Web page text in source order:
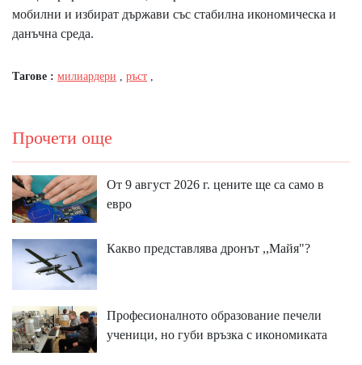
мобилни и избират държави със стабилна икономическа и
данъчна среда.
Тагове : милиардери ръст
Прочети още
От 9 август 2026 г. цените ще са само в
евро
Какво представлява дронът ,,Майя"?
Професионалното образование печели
ученици, но губи връзка с икономиката